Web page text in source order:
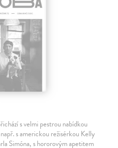
s velmi pestrou nabídkou
s americkou režisérkou Kelly
Simóna, s hororovým apetitem